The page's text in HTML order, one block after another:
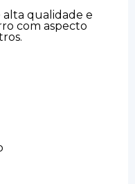
alta qualidade e
com aspecto